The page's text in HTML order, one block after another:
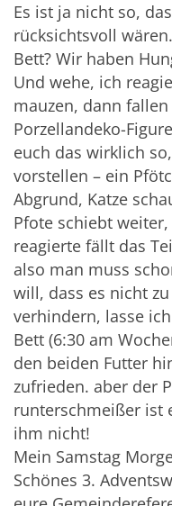
Es ist ja nicht so,
rücksichtsvoll
Bett? Wir haben
Und wehe, ich
mauzen, dann
Porzellandeko-
euch das wirklich
vorstellen – ein
Abgrund, Katze
Pfote schiebt
reagierte fällt das
also man muss
will, dass es nicht
verhindern, lasse
Bett (6:30 am
den beiden Futter
zufrieden. aber der
runterschmeißer ist
ihm nicht!
Mein Samstag
Schönes 3.